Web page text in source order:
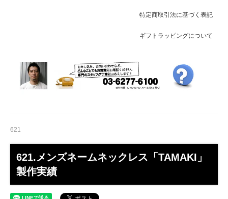
特定商取引法に基づく表記
ギフトラッピングについて
621
621.メンズネームネックレス「TAMAKI」
製作実績